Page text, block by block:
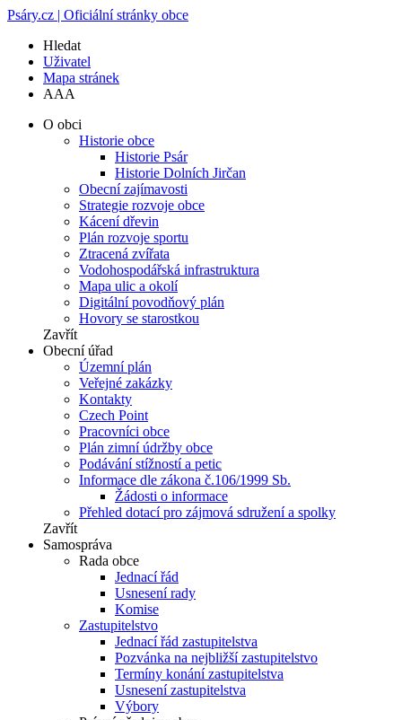
Psáry.cz | Oficiální stránky obce
Hledat
Uživatel
Mapa stránek
AAA
O obci
Historie obce
Historie Psár
Historie Dolních Jirčan
Obecní zajímavosti
Strategie rozvoje obce
Kácení dřevin
Plán rozvoje sportu
Ztracená zvířata
Vodohospodářská infrastruktura
Mapa ulic a okolí
Digitální povodňový plán
Hovory se starostkou
Zavřít
Obecní úřad
Územní plán
Veřejné zakázky
Kontakty
Czech Point
Pracovníci obce
Plán zimní údržby obce
Podávání stížností a petic
Informace dle zákona č.106/1999 Sb.
Žádosti o informace
Přehled dotací pro zájmová sdružení a spolky
Zavřít
Samospráva
Rada obce
Jednací řád
Usnesení rady
Komise
Zastupitelstvo
Jednací řád zastupitelstva
Pozvánka na nejbližší zastupitelstvo
Termíny konání zastupitelstva
Usnesení zastupitelstva
Výbory